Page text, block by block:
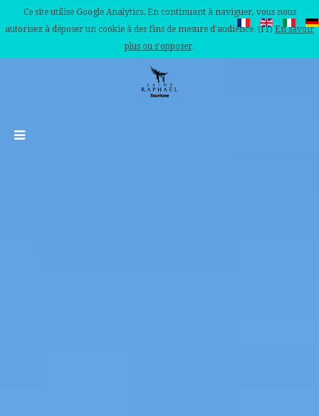
Ce site utilise Google Analytics. En continuant à naviguer, vous nous
autorisez à déposer un cookie à des fins de mesure d'audience. (IT) En savoir
plus ou s'opposer.